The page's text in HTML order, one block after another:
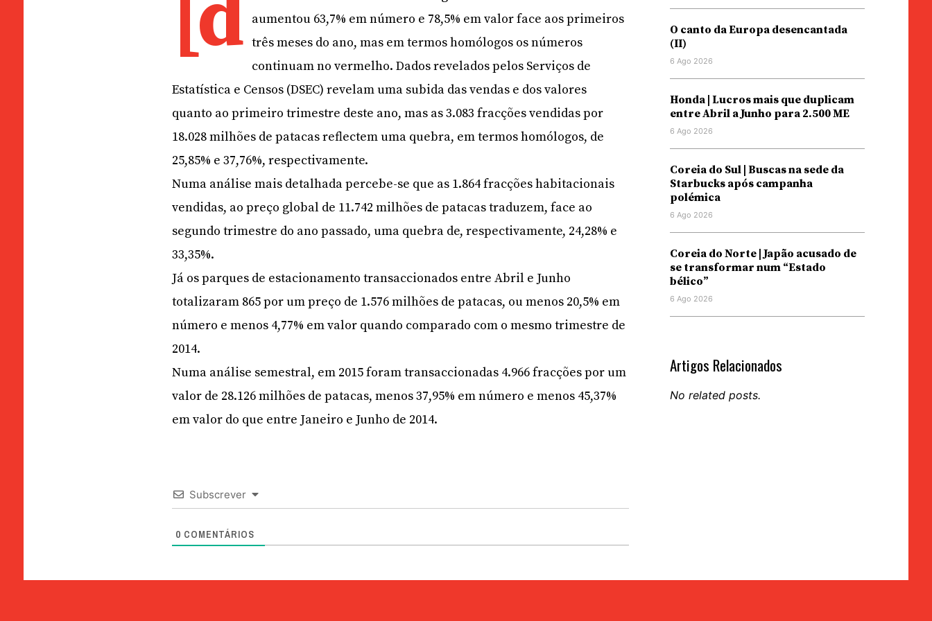
[d aumentou 63,7% em número e 78,5% em valor face aos primeiros
três meses do ano, mas em termos homólogos os números
continuam no vermelho. Dados revelados pelos Serviços de
Estatística e Censos (DSEC) revelam uma subida das vendas e dos valores
quanto ao primeiro trimestre deste ano, mas as 3.083 fracções vendidas por
18.028 milhões de patacas reflectem uma quebra, em termos homólogos, de
25,85% e 37,76%, respectivamente.
Numa análise mais detalhada percebe-se que as 1.864 fracções habitacionais
vendidas, ao preço global de 11.742 milhões de patacas traduzem, face ao
segundo trimestre do ano passado, uma quebra de, respectivamente, 24,28% e
33,35%.
Já os parques de estacionamento transaccionados entre Abril e Junho
totalizaram 865 por um preço de 1.576 milhões de patacas, ou menos 20,5% em
número e menos 4,77% em valor quando comparado com o mesmo trimestre de
2014.
Numa análise semestral, em 2015 foram transaccionadas 4.966 fracções por um
valor de 28.126 milhões de patacas, menos 37,95% em número e menos 45,37%
em valor do que entre Janeiro e Junho de 2014.
Subscrever
0 COMENTÁRIOS
O canto da Europa desencantada
(II)
6 Ago 2026
Honda | Lucros mais que duplicam
entre Abril a Junho para 2.500 ME
6 Ago 2026
Coreia do Sul | Buscas na sede da
Starbucks após campanha
polémica
6 Ago 2026
Coreia do Norte | Japão acusado de
se transformar num “Estado
bélico”
6 Ago 2026
Artigos Relacionados
No related posts.